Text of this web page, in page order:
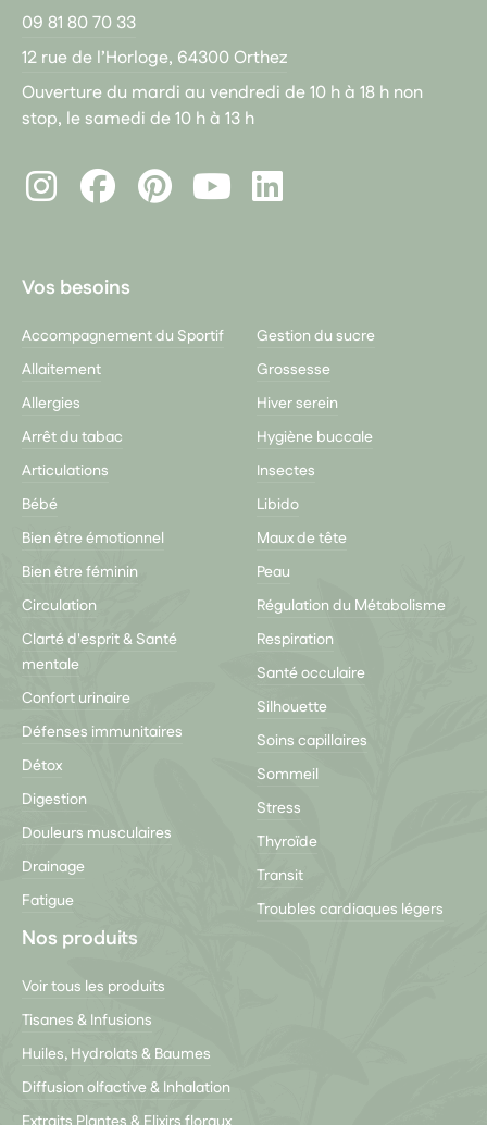
09 81 80 70 33
12 rue de l’Horloge, 64300 Orthez
Ouverture du mardi au vendredi de 10 h à 18 h non
stop, le samedi de 10 h à 13 h
InstagramFacebookPinterest
LinkedIn
Vos besoins
Accompagnement du Sportif
Allaitement
Allergies
Arrêt du tabac
Articulations
Bébé
Bien être émotionnel
Bien être féminin
Circulation
Clarté d'esprit & Santé
mentale
Confort urinaire
Défenses immunitaires
Détox
Digestion
Douleurs musculaires
Drainage
Fatigue
Gestion du sucre
Grossesse
Hiver serein
Hygiène buccale
Insectes
Libido
Maux de tête
Peau
Régulation du Métabolisme
Respiration
Santé occulaire
Silhouette
Soins capillaires
Sommeil
Stress
Thyroïde
Transit
Troubles cardiaques légers
Nos produits
Voir tous les produits
Tisanes & Infusions
Huiles, Hydrolats & Baumes
Diffusion olfactive & Inhalation